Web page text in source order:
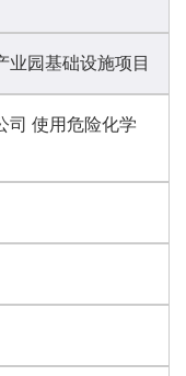
业园基础设施项目
司 使用危险化学